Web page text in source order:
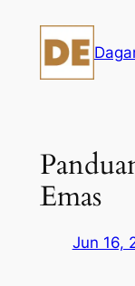
content
Emas
Jun 16,